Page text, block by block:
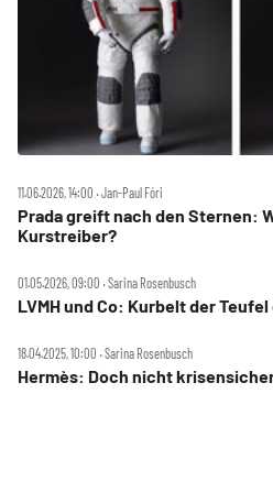
11.06.2026, 14:00 ‧ Jan-Paul Fóri
Prada greift nach den Sternen:
Kurstreiber?
01.05.2026, 09:00 ‧ Sarina Rosenbusch
LVMH und Co: Kurbelt der
18.04.2025, 10:00 ‧ Sarina Rosenbusch
Hermès: Doch nicht